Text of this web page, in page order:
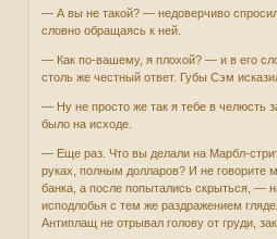
— А вы не такой? — недоверчиво спросил
словно обращаясь к ней.
— Как по-вашему, я плохой? — и в его
столь же честный ответ. Губы Сэм
— Ну не просто же так я тебе в челюсть
было на исходе.
— Еще раз. Что вы делали на Марбл-
руках, полным долларов? И не говорите
банка, а после попытались скрыться, —
исподлобья с тем же раздражением
Антиплащ не отрывал голову от груди,